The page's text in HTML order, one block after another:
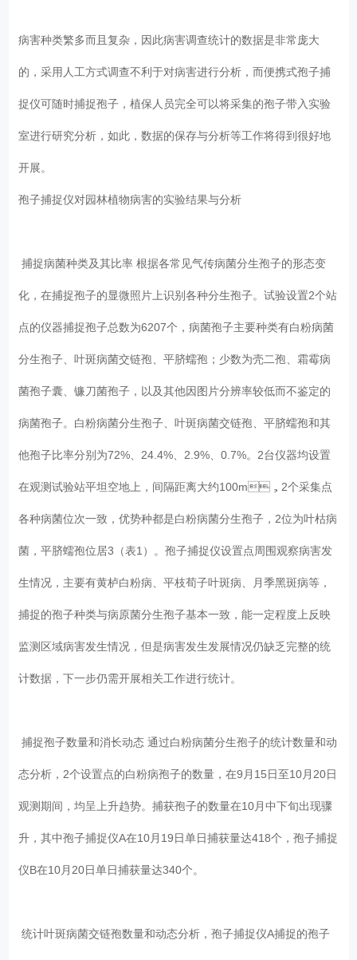
病害种类繁多而且复杂，因此病害调查统计的数据是非常庞大
的，采用人工方式调查不利于对病害进行分析，而便携式孢子捕
捉仪可随时捕捉孢子，植保人员完全可以将采集的孢子带入实验
室进行研究分析，如此，数据的保存与分析等工作将得到很好地
开展。
孢子捕捉仪对园林植物病害的实验结果与分析
捕捉病菌种类及其比率 根据各常见气传病菌分生孢子的形态变
化，在捕捉孢子的显微照片上识别各种分生孢子。试验设置2个站
点的仪器捕捉孢子总数为6207个，病菌孢子主要种类有白粉病菌
分生孢子、叶斑病菌交链孢、平脐蠕孢；少数为壳二孢、霜霉病
菌孢子囊、镰刀菌孢子，以及其他因图片分辨率较低而不鉴定的
病菌孢子。白粉病菌分生孢子、叶斑病菌交链孢、平脐蠕孢和其
他孢子比率分别为72%、24.4%、2.9%、0.7%。2台仪器均设置
在观测试验站平坦空地上，间隔距离大约100m，2个采集点
各种病菌位次一致，优势种都是白粉病菌分生孢子，2位为叶枯病
菌，平脐蠕孢位居3（表1）。孢子捕捉仪设置点周围观察病害发
生情况，主要有黄栌白粉病、平枝荀子叶斑病、月季黑斑病等，
捕捉的孢子种类与病原菌分生孢子基本一致，能一定程度上反映
监测区域病害发生情况，但是病害发生发展情况仍缺乏完整的统
计数据，下一步仍需开展相关工作进行统计。
捕捉孢子数量和消长动态 通过白粉病菌分生孢子的统计数量和动
态分析，2个设置点的白粉病孢子的数量，在9月15日至10月20日
观测期间，均呈上升趋势。捕获孢子的数量在10月中下旬出现骤
升，其中孢子捕捉仪A在10月19日单日捕获量达418个，孢子捕捉
仪B在10月20日单日捕获量达340个。
统计叶斑病菌交链孢数量和动态分析，孢子捕捉仪A捕捉的孢子